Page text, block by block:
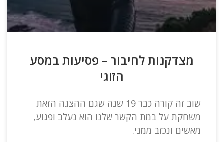
מצדקנות לחיבור – פסיעות במסע
הזוגי
שוב זה קורה כבר 19 שנה שגם ההצגה הזאת
משחקת על במת הקשר שלנו הוא נעלב ופגוע,
מאשים ונכזב ממני.